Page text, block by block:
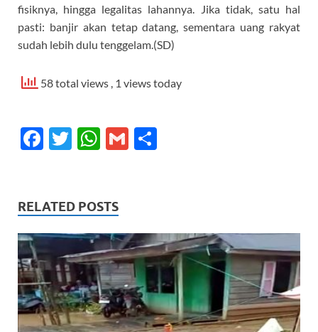
fisiknya, hingga legalitas lahannya. Jika tidak, satu hal
pasti: banjir akan tetap datang, sementara uang rakyat
sudah lebih dulu tenggelam.(SD)
58 total views , 1 views today
F
b
o
o
k
T
er
W
s
A
p
p
G
RELATED POSTS